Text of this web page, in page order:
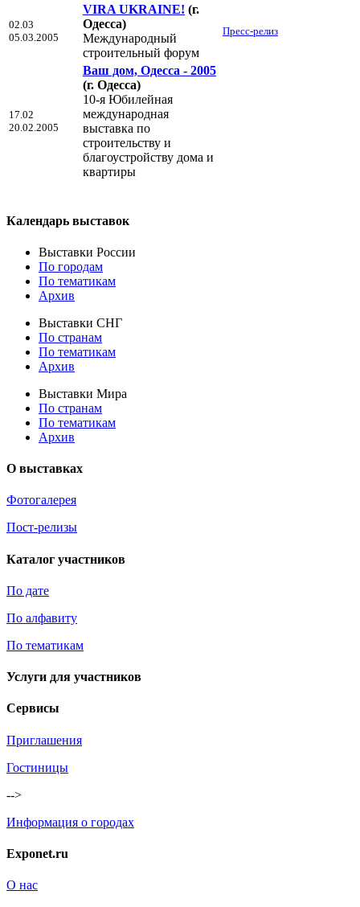
02.03
05.03.2005
VIRA UKRAINE! (г.
Одесса)
Международный
строительный форум
Пресс-релиз
17.02
20.02.2005
Ваш дом, Одесса - 2005
(г. Одесса)
10-я Юбилейная
международная
выставка по
строительству и
благоустройству дома и
квартиры
Календарь выставок
Выставки России
По городам
По тематикам
Архив
Выставки СНГ
По странам
По тематикам
Архив
Выставки Мира
По странам
По тематикам
Архив
О выставках
Фотогалерея
Пост-релизы
Каталог участников
По дате
По алфавиту
По тематикам
Услуги для участников
Сервисы
Приглашения
Гостиницы
-->
Информация о городах
Exponet.ru
О нас